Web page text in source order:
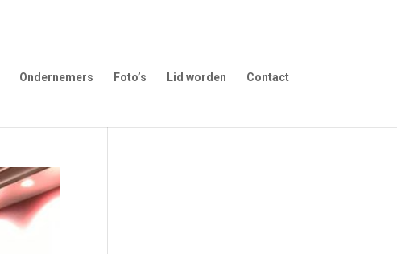
Ondernemers Foto’s Lid worden Contact